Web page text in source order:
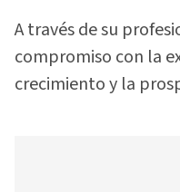
A través de su
compromiso con la
crecimiento y la